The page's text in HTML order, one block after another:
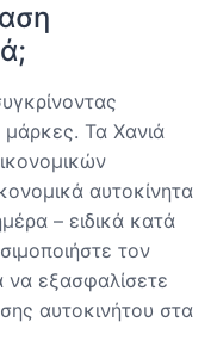
Τα Χανιά
αυτοκίνητα
– ειδικά κατά
τον
να εξασφαλίσετε
αυτοκινήτου στα